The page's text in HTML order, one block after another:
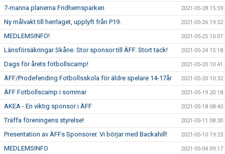
7-manna planerna Fridhemsparken 2021-05-28 15:59
Ny målvakt till herrlaget, upplyft från P19. 2021-05-26 19:52
MEDLEMSINFO! 2021-05-25 10:07
Länsförsäkringar Skåne. Stor sponsor till ÄFF. Stort tack! 2021-05-24 15:18
Dags för årets fotbollscamp! 2021-05-20 10:41
ÄFF/Prodefending Fotbollsskola för äldre spelare 14-17år 2021-05-20 10:32
ÄFF Fotbollscamp i sommar 2021-05-19 20:18
AKEA - En viktig sponsor i ÄFF 2021-05-18 08:40
Träffa föreningens styrelse! 2021-05-11 08:30
Presentation av ÄFFs Sponsorer. Vi börjar med Backahill! 2021-05-10 19:23
MEDLEMSINFO 2021-05-04 09:17